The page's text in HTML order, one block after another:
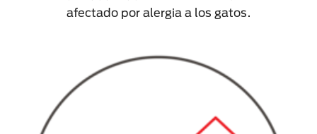
afectado por alergia a los gatos.